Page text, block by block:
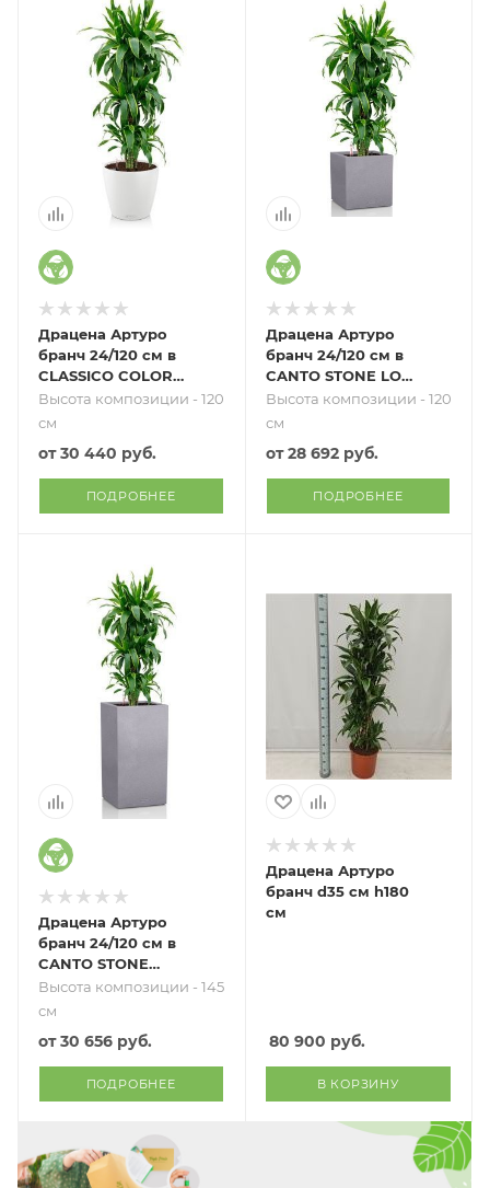
Драцена Артуро
бранч 24/120 см в
CLASSICO COLOR
35
Высота композиции - 120
см
от30 440 руб.
ПОДРОБНЕЕ
Драцена Артуро
бранч 24/120 см в
CANTO STONE LOW
30
Высота композиции - 120
см
от28 692 руб.
ПОДРОБНЕЕ
Драцена Артуро
бранч 24/120 см в
CANTO STONE
HIGH 30
Высота композиции - 145
см
от30 656 руб.
ПОДРОБНЕЕ
Драцена Артуро
бранч d35 см h180
см
80 900 руб.
В КОРЗИНУ